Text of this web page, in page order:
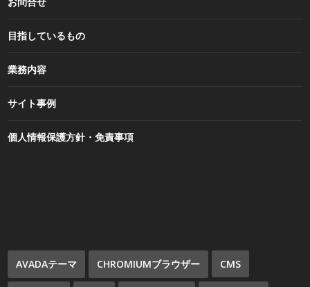
目指しているもの
業務内容
サイト事例
個人情報保護方針・免責事項
AVADAテーマ CHROMIUMブラウザー CMS